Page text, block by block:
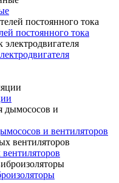
постоянного тока
и вентиляторов